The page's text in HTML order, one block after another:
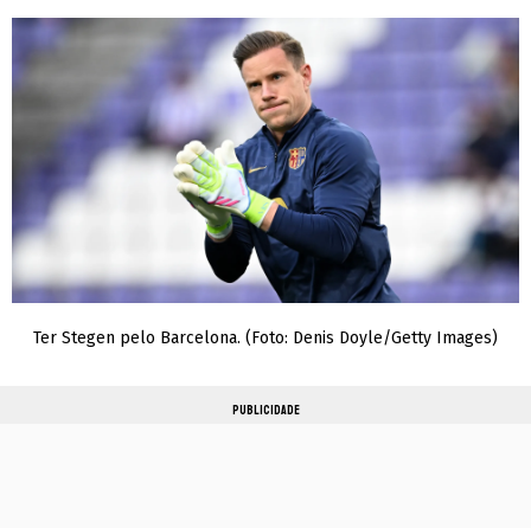
Ter Stegen pelo Barcelona. (Foto: Denis Doyle/Getty Images)
PUBLICIDADE